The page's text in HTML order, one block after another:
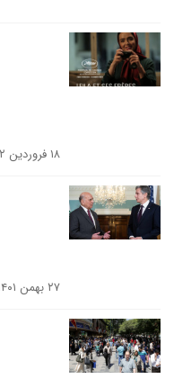
۱۸ فروردین ۱۴۰۲
۲۷ بهمن ۱۴۰۱